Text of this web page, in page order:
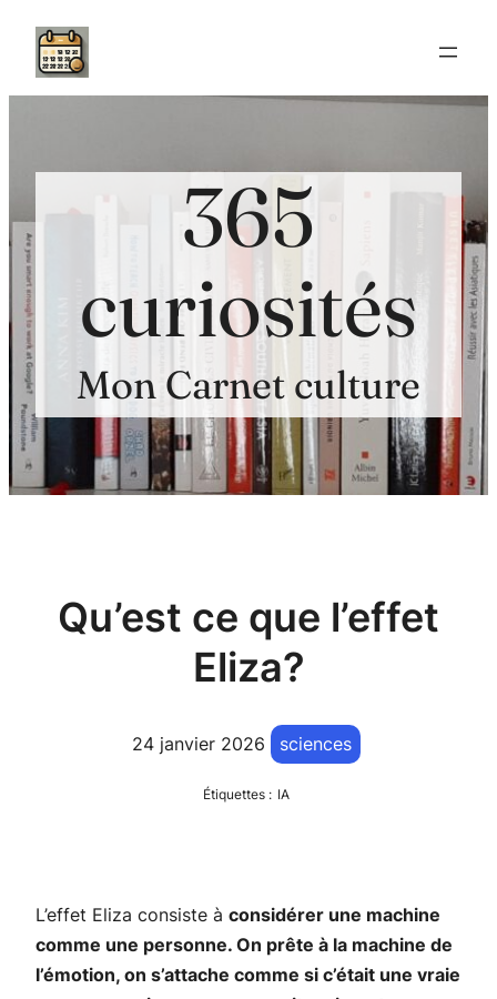
Aller
contenu
365
curiosités
Mon Carnet culture
Qu’est ce que l’effet
Eliza?
24 janvier 2026 sciences
Étiquettes : IA
L’effet Eliza consiste à considérer une machine
comme une personne. On prête à la machine de
l’émotion, on s’attache comme si c’était une vraie